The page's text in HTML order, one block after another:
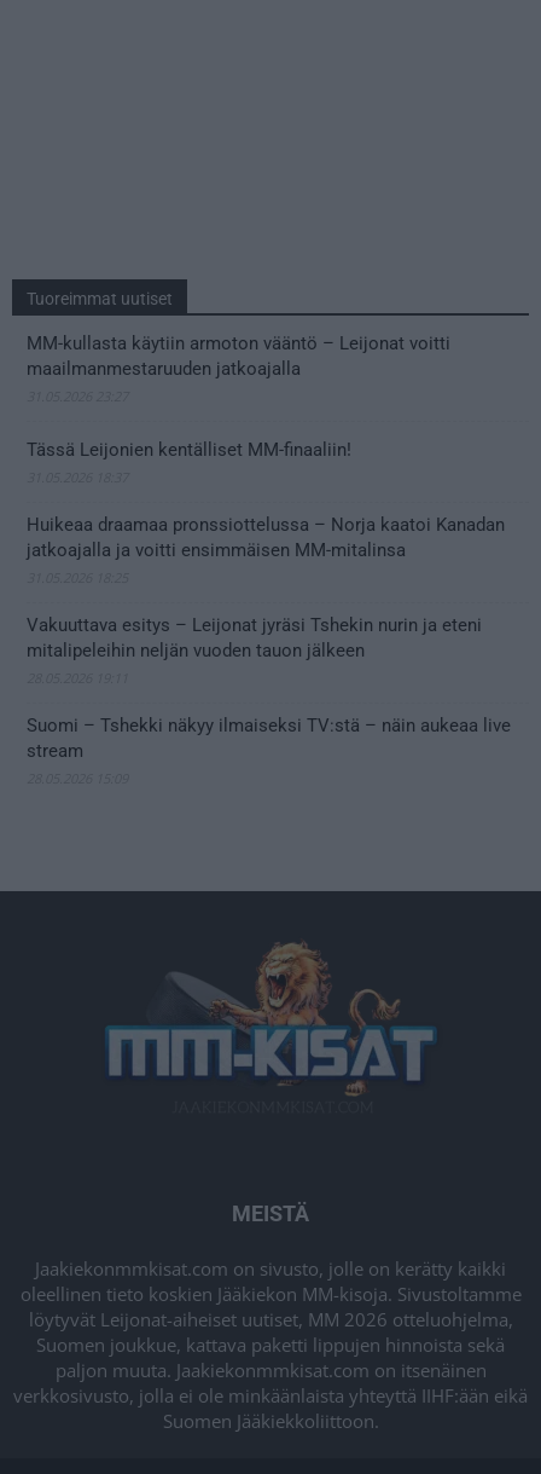
Tuoreimmat uutiset
MM-kullasta käytiin armoton vääntö – Leijonat voitti
maailmanmestaruuden jatkoajalla
Tässä Leijonien kentälliset MM-finaaliin!
Huikeaa draamaa pronssiottelussa – Norja kaatoi Kanadan
jatkoajalla ja voitti ensimmäisen MM-mitalinsa
Vakuuttava esitys – Leijonat jyräsi Tshekin nurin ja eteni
mitalipeleihin neljän vuoden tauon jälkeen
Suomi – Tshekki näkyy ilmaiseksi TV:stä – näin aukeaa live
stream
MEISTÄ
Jaakiekonmmkisat.com on sivusto, jolle on kerätty kaikki
oleellinen tieto koskien Jääkiekon MM-kisoja. Sivustoltamme
löytyvät Leijonat-aiheiset uutiset, MM 2026 otteluohjelma,
Suomen joukkue, kattava paketti lippujen hinnoista sekä
paljon muuta. Jaakiekonmmkisat.com on itsenäinen
verkkosivusto, jolla ei ole minkäänlaista yhteyttä IIHF:ään eikä
Suomen Jääkiekkoliittoon.